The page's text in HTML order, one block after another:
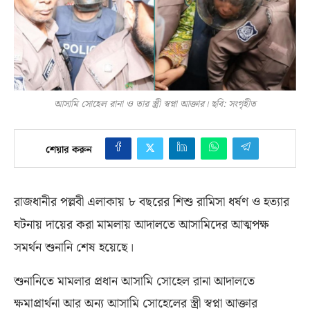
আসামি সোহেল রানা ও তার স্ত্রী স্বপ্না আক্তার। ছবি: সংগৃহীত
শেয়ার করুন
রাজধানীর পল্লবী এলাকায় ৮ বছরের শিশু রামিসা ধর্ষণ ও হত্যার
ঘটনায় দায়ের করা মামলায় আদালতে আসামিদের আত্মপক্ষ
সমর্থন শুনানি শেষ হয়েছে।
শুনানিতে মামলার প্রধান আসামি সোহেল রানা আদালতে
ক্ষমাপ্রার্থনা আর অন্য আসামি সোহেলের স্ত্রী স্বপ্না আক্তার